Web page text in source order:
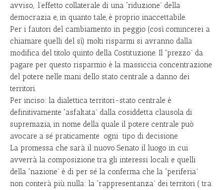
avviso, l’effetto collaterale di una “riduzione” della
democrazia e, in quanto tale, è proprio inaccettabile.
Per i fautori del cambiamento in peggio (così comincerei a
chiamare quelli del sì) molti risparmi si avranno dalla
modifica del titolo quinto della Costituzione. Il “prezzo” da
pagare per questo risparmio è la massiccia concentrazione
del potere nelle mani dello stato centrale a danno dei
territori.
Per inciso: la dialettica territori-stato centrale è
definitivamente “asfaltata” dalla cosiddetta clausola di
supremazia, in nome della quale il potere centrale può
avocare a sé praticamente ogni tipo di decisione.
La promessa che sarà il nuovo Senato il luogo in cui
avverrà la composizione tra gli interessi locali e quelli
della “nazione” è di per sé la conferma che la “periferia”
non conterà più nulla: la “rappresentanza” dei territori ( tra